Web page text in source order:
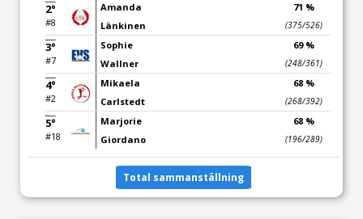
2°
#8
Amanda
Länkinen
71 %
(375/526)
3°
#7
Sophie
Wallner
69 %
(248/361)
4°
#2
Mikaela
Carlstedt
68 %
(268/392)
5°
#18
Marjorie
Giordano
68 %
(196/289)
Total sammanställning